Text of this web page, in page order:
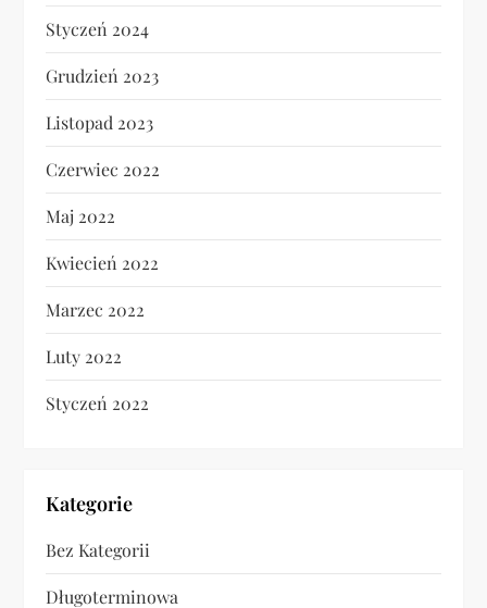
Styczeń 2024
Grudzień 2023
Listopad 2023
Czerwiec 2022
Maj 2022
Kwiecień 2022
Marzec 2022
Luty 2022
Styczeń 2022
Kategorie
Bez Kategorii
Długoterminowa